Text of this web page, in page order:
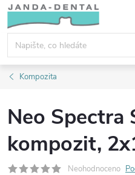
Přejít
obsah
Kompozita
Neo Spectra
kompozit,
Neohodnoceno